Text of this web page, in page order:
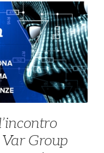
Group